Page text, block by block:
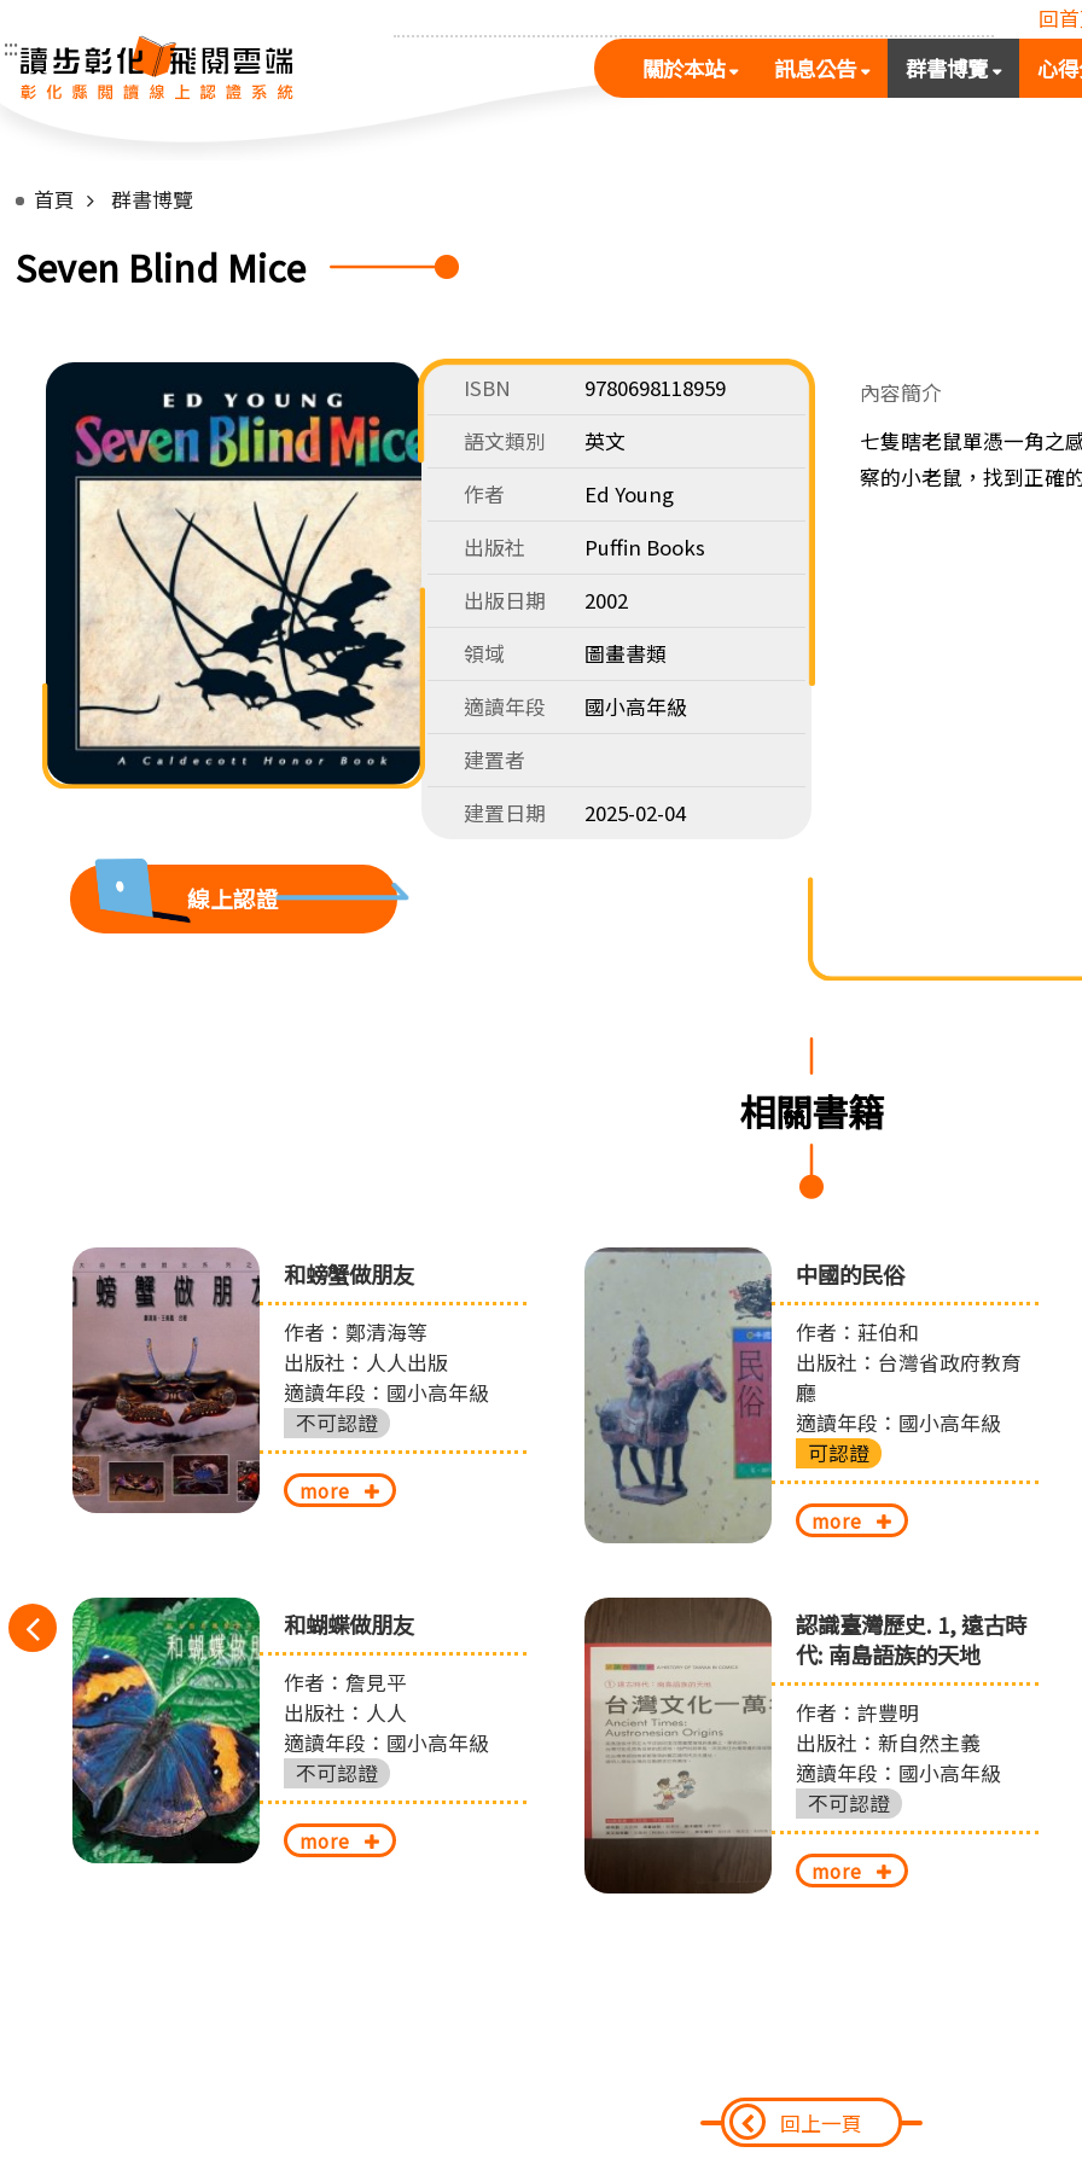
:::
回
關於本站(按
空
訊息公告(按
空
群書博覽(按
空
心
首頁 群書博覽
Seven Blind Mice
線上認證
ISBN
9780698118959
語文類別
英文
作者
Ed Young
出版社
Puffin Books
出版日期
2002
領域
圖畫書類
適讀年段
國小高年級
建置者
建置日期
2025-02-04
內容簡介
七隻瞎老鼠單憑一角之
察的小老鼠，找到正確
相關書籍
往
左
切
換
和螃蟹做朋友
作者：鄭清海等
出版社：人人出版
適讀年段：國小高年級
不可認證
more
和蝴蝶做朋友
作者：詹見平
出版社：人人
適讀年段：國小高年級
不可認證
more
中國的民俗
作者：莊伯和
出版社：台灣省政府教育
廳
適讀年段：國小高年級
可認證
more
認識臺灣歷史. 1, 遠古時
代: 南島語族的天地
作者：許豐明
出版社：新自然主義
適讀年段：國小高年級
不可認證
more
回上一頁